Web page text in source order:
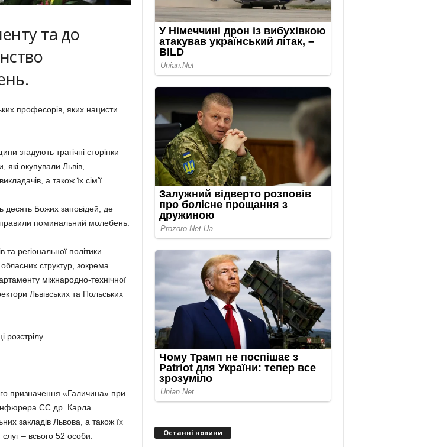
та до
професорів, яких нацисти
згадують трагічні сторінки
які окупували Львів,
а також їх сім’ї.
десять Божих заповідей, де
поминальний молебень.
регіональної політики
структур, зокрема
міжнародно-технічної
Львівських та Польських
розстрілу.
призначення «Галичина» при
СС др. Карла
закладів Львова, а також їх
– всього 52 особи.
Останні новини